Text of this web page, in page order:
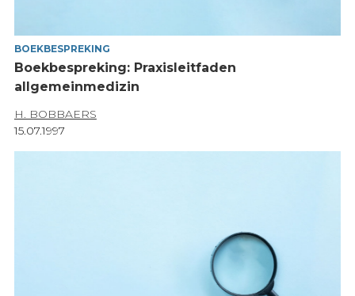
BOEKBESPREKING
Boekbespreking: Praxisleitfaden
allgemeinmedizin
H. BOBBAERS
15.07.1997